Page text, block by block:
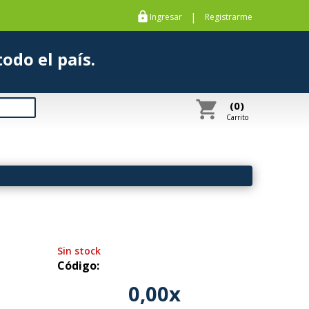
https Ingresar | Registrarme
a todo el país.
shopping_cart (0)
Carrito
Sin stock
Código:
0,00x